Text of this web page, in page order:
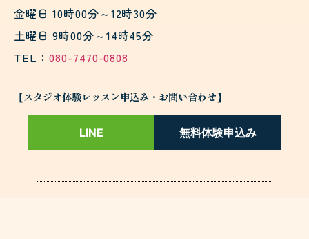
金曜日 10時00分～12時30分
土曜日 9時00分～14時45分
TEL： 080-7470-0808
【スタジオ体験レッスン申込み・お問い合わせ】
LINE 無料体験申込み